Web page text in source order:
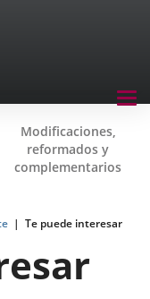
Modificaciones,
reformados y
complementarios
Te puede interesar